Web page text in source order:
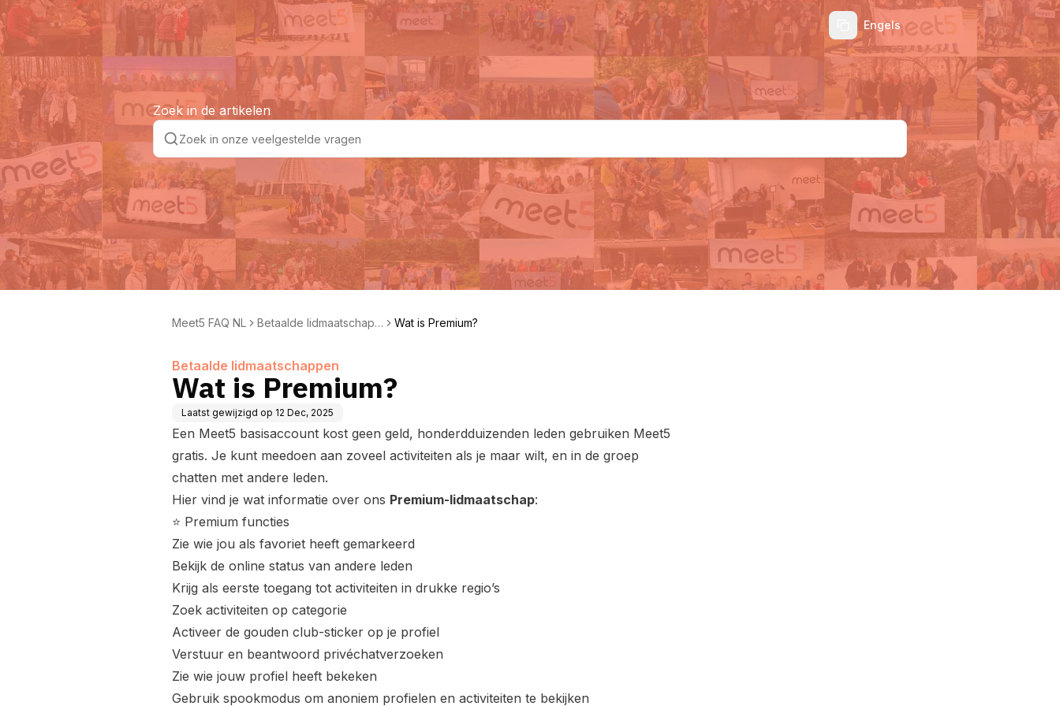
Engels
Zoek in de artikelen
Meet5 FAQ NL
Betaalde lidmaatschapp
Wat is Premium?
Betaalde lidmaatschappen
Wat is Premium?
Laatst gewijzigd op 12 Dec, 2025
Een Meet5 basisaccount kost geen geld, honderdduizenden leden gebruiken Meet5
gratis. Je kunt meedoen aan zoveel activiteiten als je maar wilt, en in de groep
chatten met andere leden.
Hier vind je wat informatie over ons Premium-lidmaatschap:
⭐ Premium functies
Zie wie jou als favoriet heeft gemarkeerd
Bekijk de online status van andere leden
Krijg als eerste toegang tot activiteiten in drukke regio’s
Zoek activiteiten op categorie
Activeer de gouden club-sticker op je profiel
Verstuur en beantwoord privéchatverzoeken
Zie wie jouw profiel heeft bekeken
Gebruik spookmodus om anoniem profielen en activiteiten te bekijken